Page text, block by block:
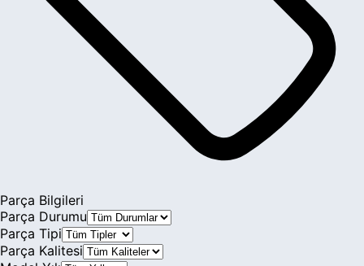
Parça Bilgileri
Parça Durumu
Parça Tipi
Parça Kalitesi